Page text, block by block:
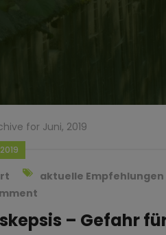
for Juni, 2019
aktuelle Empfehlungen
– Gefahr